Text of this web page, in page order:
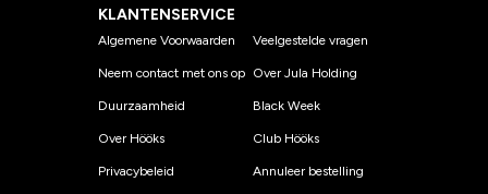
KLANTENSERVICE
Algemene Voorwaarden
Neem contact met ons op
Duurzaamheid
Over Hööks
Privacybeleid
Veelgestelde vragen
Over Jula Holding
Black Week
Club Hööks
Annuleer bestelling